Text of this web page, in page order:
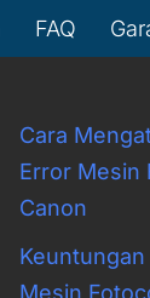
FAQ
Cara
Error Mesin
Canon
Keuntungan